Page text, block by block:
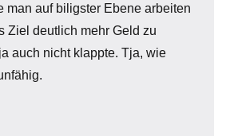
man auf biligster Ebene arbeiten
Ziel deutlich mehr Geld zu
auch nicht klappte. Tja, wie